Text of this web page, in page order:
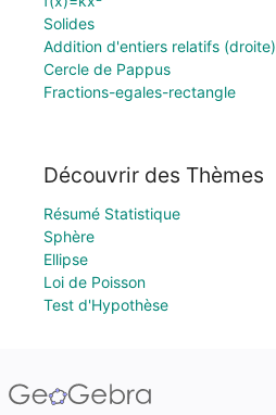
Solides
Addition d'entiers relatifs (droite)
Cercle de Pappus
Fractions-egales-rectangle
Découvrir des Thèmes
Résumé Statistique
Sphère
Ellipse
Loi de Poisson
Test d'Hypothèse